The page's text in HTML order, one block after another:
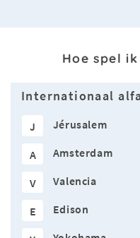
Hoe spel
Internationaal
J Jérusalem
A Amsterdam
V Valencia
E Edison